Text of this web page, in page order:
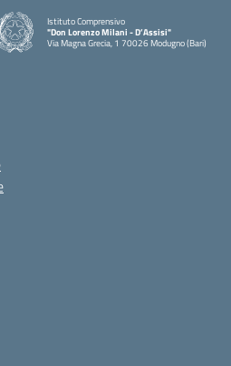
Istituto Comprensivo
"Don Lorenzo Milani - D’Assisi"
Via Magna Grecia, 1 70026 Modugno (Bari)
— Visita la pagina iniziale della scuola